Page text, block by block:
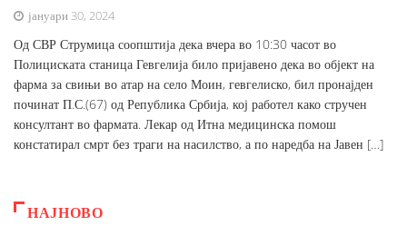
јануари 30, 2024
Од СВР Струмица соопштија дека вчера во 10:30 часот во
Полициската станица Гевгелија било пријавено дека во објект на
фарма за свињи во атар на село Моин, гевгелиско, бил пронајден
починат П.С.(67) од Република Србија, кој работел како стручен
консултант во фармата. Лекар од Итна медицинска помош
констатирал смрт без траги на насилство, а по наредба на Јавен […]
НАЈНОВО